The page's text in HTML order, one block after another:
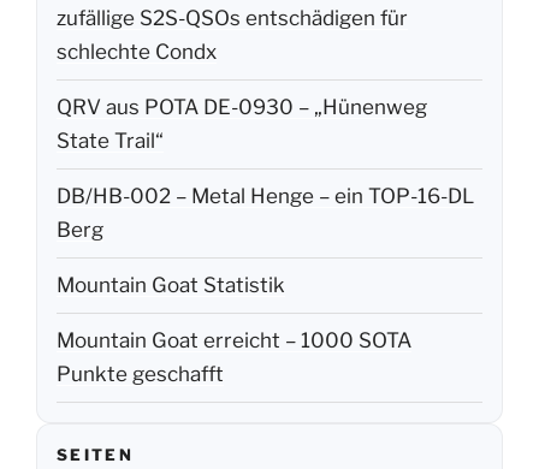
zufällige S2S-QSOs entschädigen für
schlechte Condx
QRV aus POTA DE-0930 – „Hünenweg
State Trail“
DB/HB-002 – Metal Henge – ein TOP-16-DL
Berg
Mountain Goat Statistik
Mountain Goat erreicht – 1000 SOTA
Punkte geschafft
SEITEN